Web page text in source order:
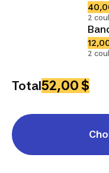
2
2
Total52,00 $